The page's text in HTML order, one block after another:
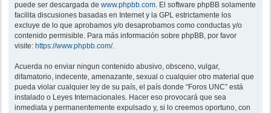
puede ser descargada de www.phpbb.com. El software phpBB solamente
facilita discusiones basadas en Internet y la GPL estrictamente los
excluye de lo que aprobamos y/o desaprobamos como conductas y/o
contenido permisible. Para más información sobre phpBB, por favor
visite: https://www.phpbb.com/.
Acuerda no enviar ningun contenido abusivo, obsceno, vulgar,
difamatorio, indecente, amenazante, sexual o cualquier otro material que
pueda violar cualquier ley de su país, el país donde “Foros UNC” está
instalado o Leyes Internacionales. Hacer eso provocará que sea
inmediata y permanentemente expulsado y, si lo creemos oportuno, con